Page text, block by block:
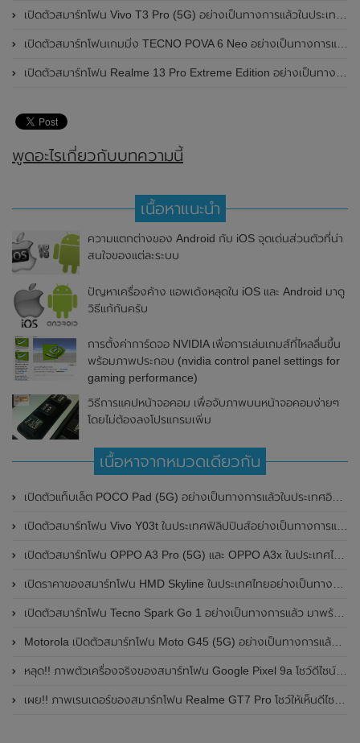
เปิดตัวสมาร์ทโฟน Vivo T3 Pro (5G) อย่างเป็นทางการแล้วในประเทศอินเดีย
เปิดตัวสมาร์ทโฟนเกมมิ่ง TECNO POVA 6 Neo อย่างเป็นทางการแล้วในประเทศไทย ในราคา 8,499 บาท
เปิดตัวสมาร์ทโฟน Realme 13 Pro Extreme Edition อย่างเป็นทางการแล้วในประเทศจีน
พูดอะไรเกี่ยวกับบทความนี้
เนื้อหาแนะนำ
ความแตกต่างของ Android กับ iOS จุดเด่นส่วนตัวที่น่า
สนใจของแต่ละระบบ
ปัญหาเครื่องค้าง แอพเด้งหลุดใน iOS และ Android มาดู
วิธีแก้กันครับ
การตั้งค่าการ์ดจอ NVIDIA เพื่อการเล่นเกมส์ที่ไหลลื่นขึ้น
พร้อมภาพประกอบ (nvidia control panel settings for
gaming performance)
วิธีการแคปหน้าจอคอม เพื่อจับภาพบนหน้าจอคอมง่ายๆ
โดยไม่ต้องลงโปรแกรมเพิ่ม
เนื้อหาจากหมวดเดียวกัน
เปิดตัวแท็บเล็ต POCO Pad (5G) อย่างเป็นทางการแล้วในประเทศอินเดีย มาพร้อมชิปเซ็ต Snapdragon 7s Gen 2 ของ Qualcomm และรองรับเครือข่าย 5G
เปิดตัวสมาร์ทโฟน Vivo Y03t ในประเทศฟิลิปปินส์อย่างเป็นทางการแล้ว มาพร้อมชิปเซ็ต Unisoc T612 , กล้องหลัง ความละเอียด 13MP , แบตเตอรี่ 5,000mAh และหน้าจอแสดงผล LCD / 90Hz
เปิดตัวสมาร์ทโฟน OPPO A3 Pro (5G) และ OPPO A3x ในประเทศไทยอย่างเป็นทางการแล้ว ในราคาเริ่มต้นเพียง 3,999 บาท
เปิดราคาของสมาร์ทโฟน HMD Skyline ในประเทศไทยอย่างเป็นทางการแล้ว ราคา 14,990 บาท
เปิดตัวสมาร์ทโฟน Tecno Spark Go 1 อย่างเป็นทางการแล้ว มาพร้อมหน้าจอแสดงผล LCD / 120Hz , แบตเตอรี่ 5,000mAh และใช้ชิปเซ็ต Unisoc
Motorola เปิดตัวสมาร์ทโฟน Moto G45 (5G) อย่างเป็นทางการแล้วในอินเดีย
หลุด!! ภาพตัวเครื่องจริงของสมาร์ทโฟน Google Pixel 9a โชว์ดีไซน์ใหม่ กล้องหลังแบนราบ ไม่มีกรอบของกล้องแล้ว
เผย!! ภาพเรนเดอร์ของสมาร์ทโฟน Realme GT7 Pro โชว์ให้เห็นดีไซน์ใหม่ พร้อมเผยรายละเอียดสเปกที่สำคัญบางส่วน